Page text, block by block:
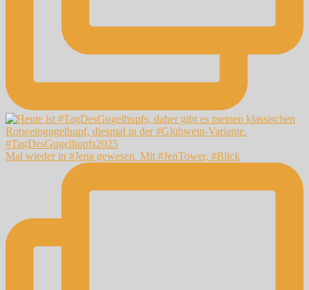
Mal wieder in #Jena gewesen. Mit #JenTower, #Blick